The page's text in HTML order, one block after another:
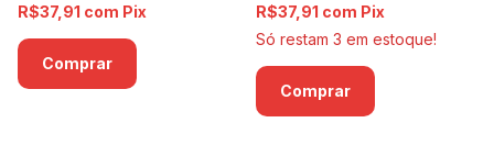
R$37,91 com Pix R$37,91 com Pix
Só restam 3 em estoque!